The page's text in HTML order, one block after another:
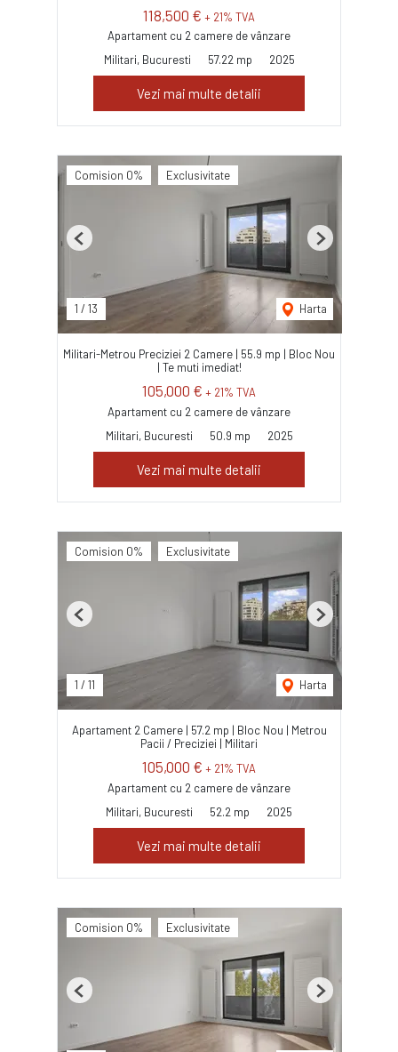
118,500 € + 21% TVA
Apartament cu 2 camere de vânzare
Militari, Bucuresti
57.22 mp 2025
Vezi mai multe detalii
Comision 0% Exclusivitate
1 / 13 Harta
Previous Next
Militari-Metrou Preciziei 2 Camere | 55.9 mp | Bloc Nou
| Te muti imediat!
105,000 € + 21% TVA
Apartament cu 2 camere de vânzare
Militari, Bucuresti
50.9 mp 2025
Vezi mai multe detalii
Comision 0% Exclusivitate
1 / 11 Harta
Previous Next
Apartament 2 Camere | 57.2 mp | Bloc Nou | Metrou
Pacii / Preciziei | Militari
105,000 € + 21% TVA
Apartament cu 2 camere de vânzare
Militari, Bucuresti
52.2 mp 2025
Vezi mai multe detalii
Comision 0% Exclusivitate
Previous Next